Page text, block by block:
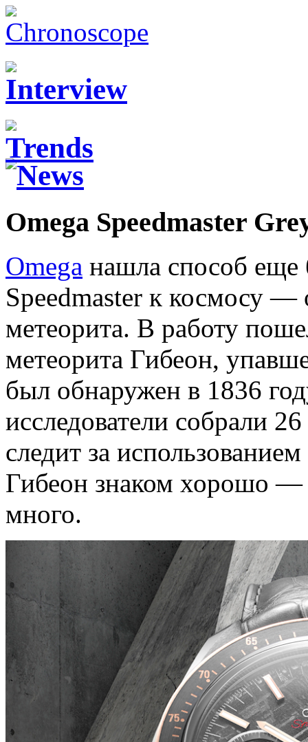
Omega Speedmaster
Omega нашла способ еще
Speedmaster к космосу —
метеорита. В работу
метеорита Гибеон,
был обнаружен в 1836
исследователи собрали
следит за
Гибеон знаком хорошо —
много.